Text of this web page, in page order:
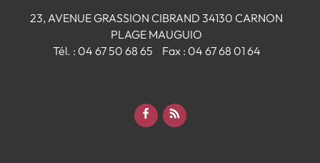
23, AVENUE GRASSION CIBRAND 34130 CARNON
PLAGE MAUGUIO
Tél. : 04 67 50 68 65 Fax : 04 67 68 01 64